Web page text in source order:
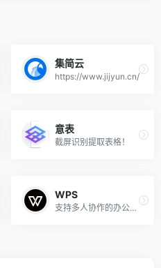
集简云
https://www.jijyun.cn/
意表
截屏识别提取表格！
WPS
支持多人协作的办公套件！